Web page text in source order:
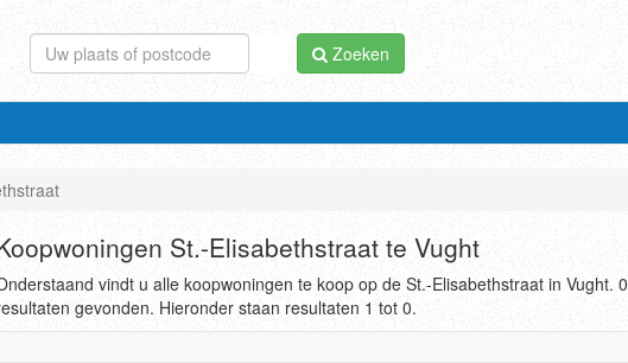
Zoeken
St.-Elisabethstraat te Vught
vindt u alle koopwoningen te koop op de St.-Elisabethstraat in Vught. 0
gevonden. Hieronder staan resultaten 1 tot 0.